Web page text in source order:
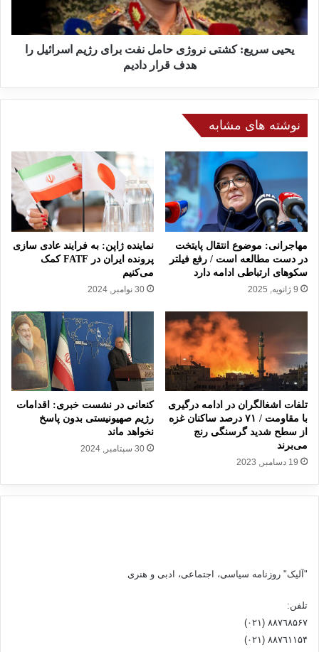
ا
ر
ع
:
و
ژ
م
ل
ف
ت
ب
ر
ژ
ی
م
ا
س
ر
ا
ئ
ل
ف
ر
د
یحیی سریع: کشتی نروژی حامل نفت برای رژیم اسرائیل را
هدف قرار دادیم
نوشته های مشابه
مهاجرانی:‌ موضوع انتقال پایتخت
در دست مطالعه است / رفع فیلتر
سکوهای ارتباطی ادامه دارد
9 ژانویه, 2025
نماینده ژاپن: به فرایند عادی سازی
پرونده ایران در FATF کمک
می‌کنیم
30 نوامبر, 2024
تلفات اشغالگران در ادامه درگیری
با مقاومت / ۷۱ درصد ساکنان غزه
از سطح شدید گرسنگی رنج
می‌برند
19 دسامبر, 2023
کنعانی در نشست خبری: اقدامات
رژیم صهیونیستی بدون پاسخ
نخواهد ماند
30 سپتامبر, 2024
"آلیک" روزنامه سیاسی، اجتماعی، ادبی و هنری
تلفن:
٨۸٧٦٨۵۶۷ (٠٢١)
٨۸٧٦۱۱۵۴ (٠٢١)